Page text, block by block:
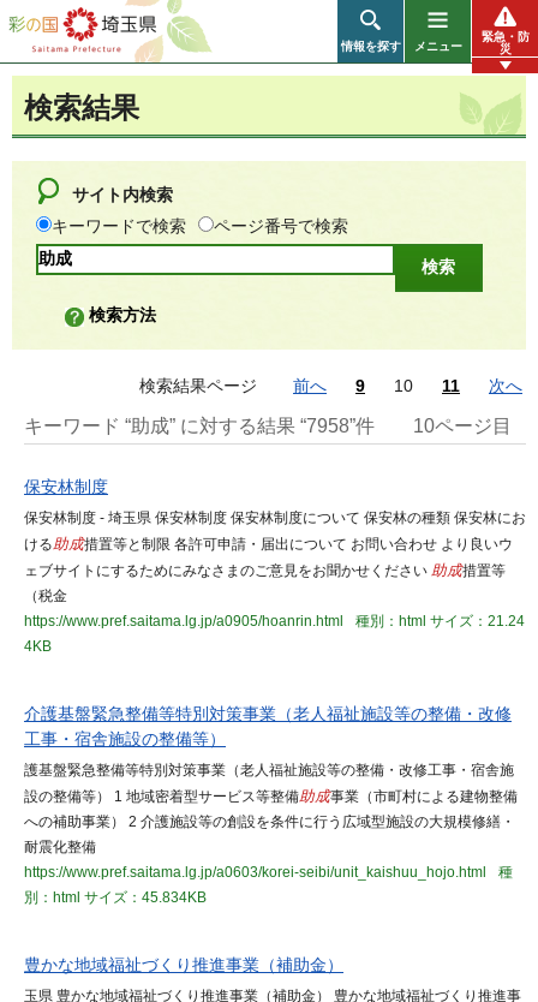
彩の国 埼玉県
情報を探す メニュー
緊急・防
災
検索結果
サイト内検索
キーワードで検索
ページ番号で検索
検索方法
検索結果ページ 前へ 9 10 11 次へ
キーワード “助成” に対する結果 “7958”件 10ページ目
保安林制度
保安林制度 - 埼玉県 保安林制度 保安林制度について 保安林の種類 保安林にお
ける助成措置等と制限 各許可申請・届出について お問い合わせ より良いウ
ェブサイトにするためにみなさまのご意見をお聞かせください 助成措置等
（税金
https://www.pref.saitama.lg.jp/a0905/hoanrin.html
種別：html サイズ：21.24
4KB
介護基盤緊急整備等特別対策事業（老人福祉施設等の整備・改修
工事・宿舎施設の整備等）
護基盤緊急整備等特別対策事業（老人福祉施設等の整備・改修工事・宿舎施
設の整備等） 1 地域密着型サービス等整備助成事業（市町村による建物整備
への補助事業） 2 介護施設等の創設を条件に行う広域型施設の大規模修繕・
耐震化整備
https://www.pref.saitama.lg.jp/a0603/korei-seibi/unit_kaishuu_hojo.html
種
別：html サイズ：45.834KB
豊かな地域福祉づくり推進事業（補助金）
玉県 豊かな地域福祉づくり推進事業（補助金） 豊かな地域福祉づくり推進事